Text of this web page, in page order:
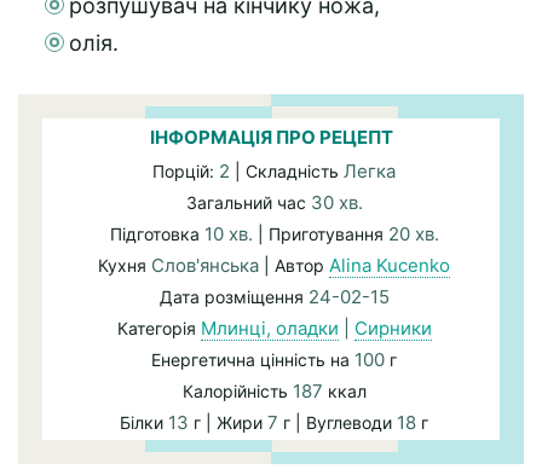
розпушувач на кінчику ножа,
олія.
ІНФОРМАЦІЯ ПРО РЕЦЕПТ
Порцій: 2 | Складність Легка
Загальний час 30 хв.
Підготовка 10 хв. | Приготування 20 хв.
Кухня Слов'янська | Автор Alina Kucenko
Дата розміщення 24-02-15
Категорія Млинці, оладки Сирники
Енергетична цінність на 100 г
Калорійність 187 ккал
Білки 13 г | Жири 7 г | Вуглеводи 18 г